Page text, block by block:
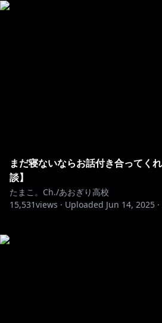
まだ寝ないならお話付き合ってく
談】
たまこ。Ch./あおぎり高校
15,531views · Uploaded Jun 14, 2025 ·